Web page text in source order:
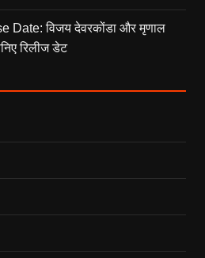
Date: विजय देवरकोंडा और मृणाल
रिलीज डेट